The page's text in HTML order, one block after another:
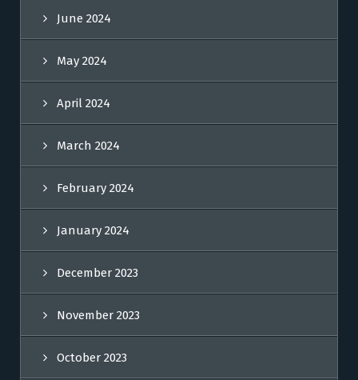
June 2024
May 2024
April 2024
March 2024
February 2024
January 2024
December 2023
November 2023
October 2023